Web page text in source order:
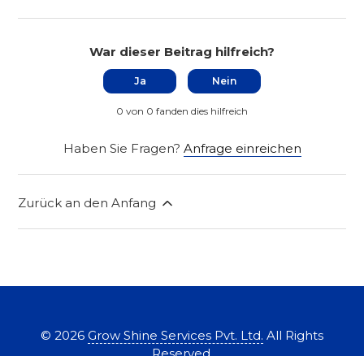
War dieser Beitrag hilfreich?
Ja Nein
0 von 0 fanden dies hilfreich
Haben Sie Fragen? Anfrage einreichen
Zurück an den Anfang
© 2026 Grow Shine Services Pvt. Ltd. All Rights
Reserved.